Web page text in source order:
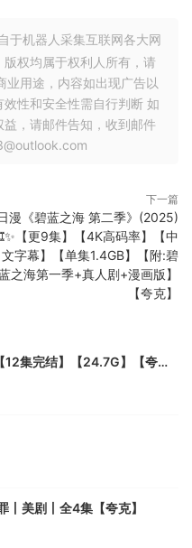
于机器人采集互联网各大网
权均属于权利人所有，请
用途，内容如出现广告以
性和安全性需自行判断 如
，请邮件告知，收到邮件
下一篇
漫《碧蓝之海 第二季》(2025)
【更9集】【4K高码率】【中
文字幕】【单集1.4GB】【附:碧
之海第一季+真人剧+漫画版】
【夸克】
美剧丨全4集【夸克】